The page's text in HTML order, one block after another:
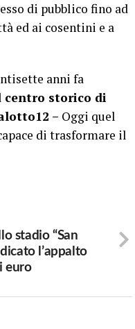
di pubblico fino ad
ed ai cosentini e a
anni fa
centro storico di
– Oggi quel
di trasformare il
stadio “San
l’appalto
euro